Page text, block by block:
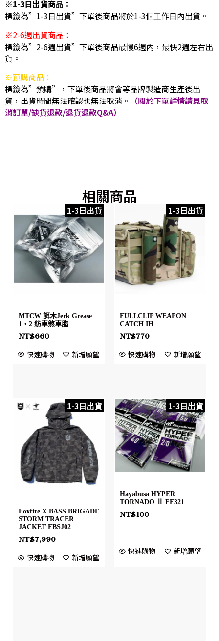
※1-3日出貨商品：
標籤為”1-3日出貨”下單後商品將於1-3個工作日內出貨。
※2-6週出貨商品：
標籤為”2-6週出貨”下單後商品最慢6週內，最快2週左右出
貨。
※預購商品：
標籤為”預購”，下單後商品將會等品牌製造商生產後出
貨，出貨時間無法確認也無法取消。
（關於下單詳情請見取
消訂單/缺貨退款/退貨退款Q&A）
相關商品
1-3日出貨
MTCW 餌木Jerk Grease
1・2 紡車煞車脂
NT$660
快速購物 新增願望
1-3日出貨
FULLCLIP WEAPON
CATCH IH
NT$770
快速購物 新增願望
1-3日出貨
Foxfire X BASS BRIGADE
STORM TRACER
JACKET FBSJ02
NT$7,990
快速購物 新增願望
1-3日出貨
Hayabusa HYPER
TORNADO Ⅱ FF321
NT$100
快速購物 新增願望